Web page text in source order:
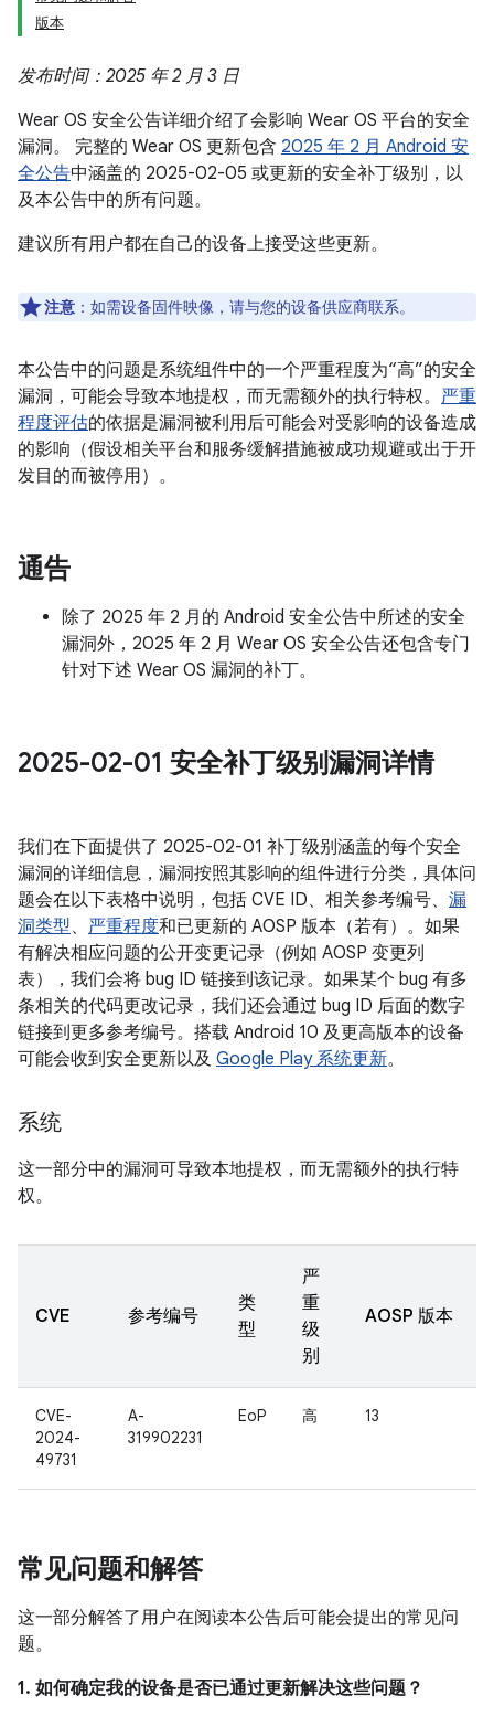
版本
发布时间：2025 年 2 月 3 日
Wear OS 安全公告详细介绍了会影响 Wear OS 平台的安全
漏洞。 完整的 Wear OS 更新包含 2025 年 2 月 Android 安
全公告中涵盖的 2025-02-05 或更新的安全补丁级别，以
及本公告中的所有问题。
建议所有用户都在自己的设备上接受这些更新。
注意 ：如需设备固件映像，请与您的设备供应商联系。
本公告中的问题是系统组件中的一个严重程度为“高”的安全
漏洞，可能会导致本地提权，而无需额外的执行特权。 严重
程度评估的依据是漏洞被利用后可能会对受影响的设备造成
的影响（假设相关平台和服务缓解措施被成功规避或出于开
发目的而被停用）。
通告
除了 2025 年 2 月的 Android 安全公告中所述的安全
漏洞外，2025 年 2 月 Wear OS 安全公告还包含专门
针对下述 Wear OS 漏洞的补丁。
2025-02-01 安全补丁级别漏洞详情
我们在下面提供了 2025-02-01 补丁级别涵盖的每个安全
漏洞的详细信息，漏洞按照其影响的组件进行分类，具体问
题会在以下表格中说明，包括 CVE ID、相关参考编号、 漏
洞类型、 严重程度和已更新的 AOSP 版本（若有）。如果
有解决相应问题的公开变更记录（例如 AOSP 变更列
表），我们会将 bug ID 链接到该记录。如果某个 bug 有多
条相关的代码更改记录，我们还会通过 bug ID 后面的数字
链接到更多参考编号。搭载 Android 10 及更高版本的设备
可能会收到安全更新以及 Google Play 系统更新。
系统
这一部分中的漏洞可导致本地提权，而无需额外的执行特
权。
CVE 参考编号
类
型
严
重
级
别
AOSP 版本
CVE-
2024-
49731
A-
319902231
EoP 高 13
常见问题和解答
这一部分解答了用户在阅读本公告后可能会提出的常见问
题。
1. 如何确定我的设备是否已通过更新解决这些问题？